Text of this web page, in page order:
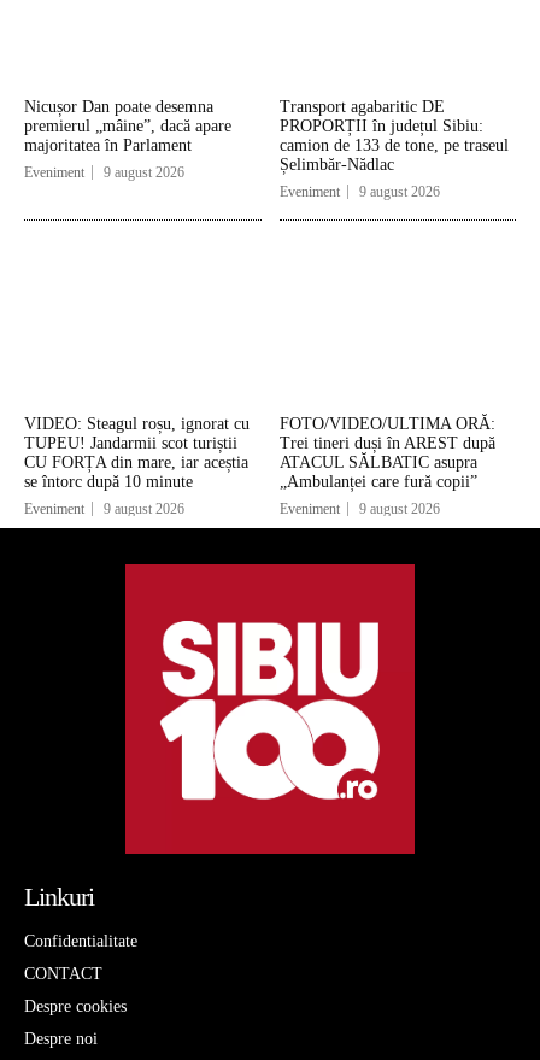
Nicușor Dan poate desemna
premierul „mâine”, dacă apare
majoritatea în Parlament
Eveniment 9 august 2026
Transport agabaritic DE
PROPORȚII în județul Sibiu:
camion de 133 de tone, pe traseul
Șelimbăr-Nădlac
Eveniment 9 august 2026
VIDEO: Steagul roșu, ignorat cu
TUPEU! Jandarmii scot turiștii
CU FORȚA din mare, iar aceștia
se întorc după 10 minute
Eveniment 9 august 2026
FOTO/VIDEO/ULTIMA ORĂ:
Trei tineri duși în AREST după
ATACUL SĂLBATIC asupra
„Ambulanței care fură copii”
Eveniment 9 august 2026
Linkuri
Confidentialitate
CONTACT
Despre cookies
Despre noi